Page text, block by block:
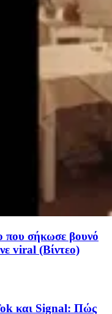
που σήκωσε βουνό
viral (Βίντεο)
και Signal: Πώς